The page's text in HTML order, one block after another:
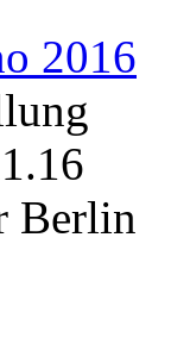
2016
Berlin